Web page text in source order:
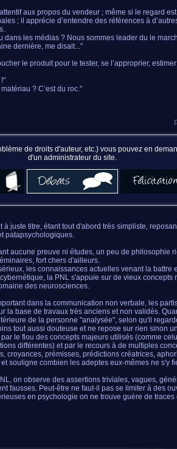
aux propos du vendeur ; même si le regard
; il apprécie d’entendre des références à
dans les médias ? Nous sommes leader du le
dernière, me disait..."
le produit pour le tester, se l’approprier,
? C’est du roc."
de droits d'auteur, etc.) vous pouvez en
d'un administrateur du site.
à juste titre, étant tout d'abord très simpliste,
patapsychologiques.
aucune preuve ni études, un peu de philosophie
fort chers d'ailleurs.
les connaissances actuelles venant la battre
la PNL s'appuie sur de vieux concepts
des neurosciences.
dans la communication non verbale, les
la base de travaux très anciens et non validés.
de la personne "analysée", selon qu'il
tout aussi douteuse et ne repose sur rien sinon
le flou des concepts majeurs utilisés (comme
différentes) et par le recours à de multiples
croyances, prémisses, prédictions créatrices,
souligne combien les adeptes eux-mêmes ne s'y
on observe des assertions triviales, vagues,
fausses. Peut-être ne faut-il pas se limiter à des
en psychologie on ne trouve guère de traces